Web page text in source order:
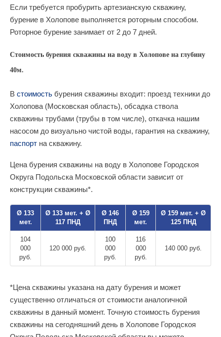
Если требуется пробурить артезианскую скважину,
бурение в Холопове выполняется роторным способом.
Роторное бурение занимает от 2 до 7 дней.
Стоимость бурения скважины на воду в Холопове на глубину
40м.
В стоимость бурения скважины входит: проезд техники до
Холопова (Московская область), обсадка ствола
скважины трубами (трубы в том числе), откачка нашим
насосом до визуально чистой воды, гарантия на скважину,
паспорт на скважину.
Цена бурения скважины на воду в Холопове Городскоя
Округа Подольска Московской области зависит от
конструкции скважины*.
Ø 133
мет.
Ø 133 мет. + Ø
117 ПНД
Ø 146
ПНД
Ø 159
мет.
Ø 159 мет. + Ø
125 ПНД
104
000
руб.
120 000 руб.
100
000
руб.
116
000
руб.
140 000 руб.
*Цена скважины указана на дату бурения и может
существенно отличаться от стоимости аналогичной
скважины в данный момент. Точную стоимость бурения
скважины на сегодняшний день в Холопове Городскоя